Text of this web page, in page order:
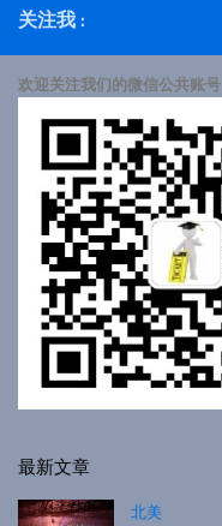
关注我 :
欢迎关注我们的微信公共账号
最新文章
北美